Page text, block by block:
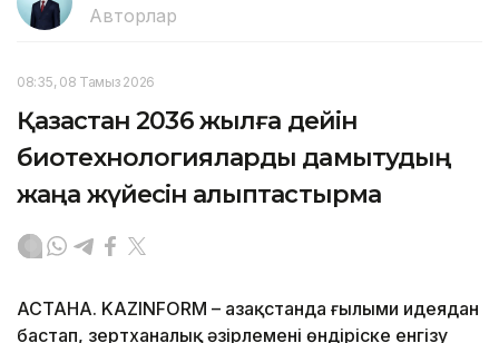
Авторлар
08:35, 08 Тамыз 2026
Қазақстан 2036 жылға дейін
биотехнологияларды дамытудың
жаңа жүйесін қалыптастырмақ
АСТАНА. KAZINFORM – Қазақстанда ғылыми идеядан
бастап, зертханалық әзірлемені өндіріске енгізу